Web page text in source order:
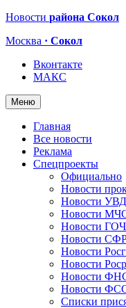
Новости района Сокол
Москва · Сокол
Вконтакте
МАКС
Меню
Главная
Все новости
Реклама
Спецпроекты
Официально
Новости
Новости УВД
Новости
Новости
Новости
Новости
Новости
Новости
Новости
Списки